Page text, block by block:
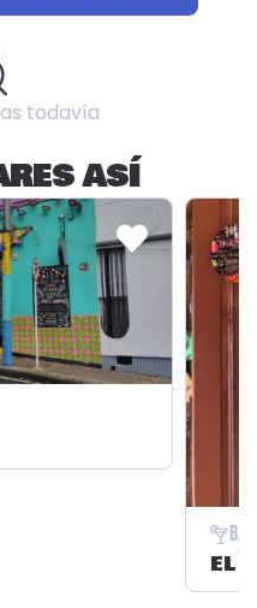
todavía
ASÍ
EL